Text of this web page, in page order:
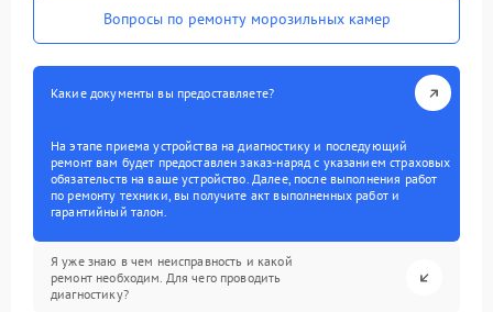
Вопросы по ремонту морозильных камер
Какие документы вы предоставляете?
На этапе приема устройства на диагностику и последующий
ремонт вам будет предоставлен заказ-наряд с указанием страховых
обязательств на ваше устройство. Далее, после выполнения работ
по ремонту техники, вы получите акт выполненных работ и
гарантийный талон.
Я уже знаю в чем неисправность и какой
ремонт необходим. Для чего проводить
диагностику?